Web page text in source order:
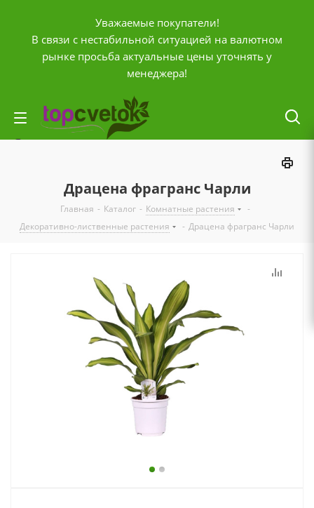
Уважаемые покупатели!
В связи с нестабильной ситуацией на валютном
рынке просьба актуальные цены уточнять у
менеджера!
Отложенные
Сравнение товаров
Контактная информация
Время работыПН-ПТ с 10:00 до 20:00
zakaz@topcvetok.ru
Драцена фрагранс Чарли
Главная - Каталог - Комнатные растения
-
Декоративно-лиственные растения
- Драцена фрагранс Чарли